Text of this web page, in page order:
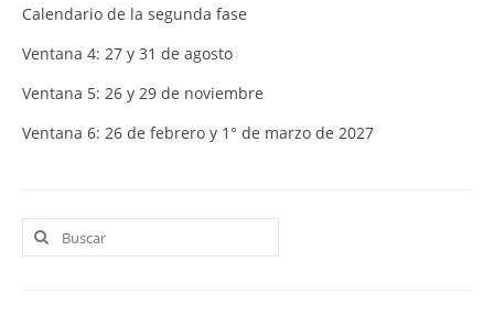
Calendario de la segunda fase
Ventana 4: 27 y 31 de agosto
Ventana 5: 26 y 29 de noviembre
Ventana 6: 26 de febrero y 1° de marzo de 2027
Buscar
por: